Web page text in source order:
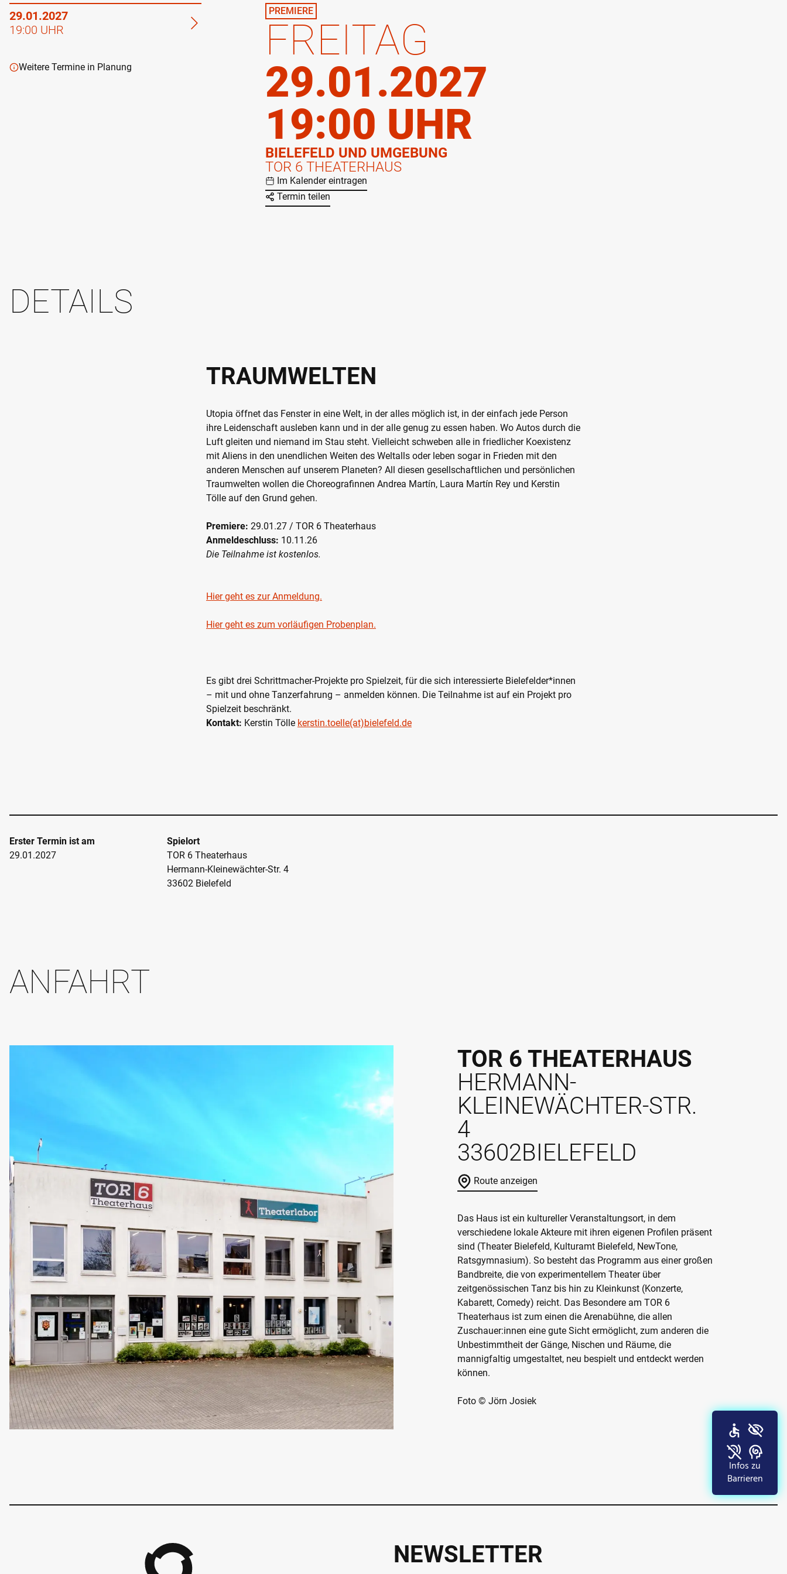
29.01.2027
19:00 UHR
Weitere Termine in Planung
PREMIERE
FREITAG
29.01.2027
19:00 UHR
BIELEFELD UND UMGEBUNG
TOR 6 THEATERHAUS
Im Kalender eintragen
Termin teilen
DETAILS
TRAUMWELTEN
Utopia öffnet das Fenster in eine Welt, in der alles möglich ist, in der einfach jede Person
ihre Leidenschaft ausleben kann und in der alle genug zu essen haben. Wo Autos durch die
Luft gleiten und niemand im Stau steht. Vielleicht schweben alle in friedlicher Koexistenz
mit Aliens in den unendlichen Weiten des Weltalls oder leben sogar in Frieden mit den
anderen Menschen auf unserem Planeten? All diesen gesellschaftlichen und persönlichen
Traumwelten wollen die Choreografinnen Andrea Martín, Laura Martín Rey und Kerstin
Tölle auf den Grund gehen.
Premiere: 29.01.27 / TOR 6 Theaterhaus
Anmeldeschluss: 10.11.26
Die Teilnahme ist kostenlos.
Hier geht es zur Anmeldung.
Hier geht es zum vorläufigen Probenplan.
Es gibt drei Schrittmacher-Projekte pro Spielzeit, für die sich interessierte Bielefelder*innen
– mit und ohne Tanzerfahrung – anmelden können. Die Teilnahme ist auf ein Projekt pro
Spielzeit beschränkt.
Kontakt: Kerstin Tölle kerstin.toelle(at)bielefeld.de
Erster Termin ist am
29.01.2027
Spielort
TOR 6 Theaterhaus
Hermann-Kleinewächter-Str. 4
33602 Bielefeld
ANFAHRT
TOR 6 THEATERHAUS
HERMANN-
KLEINEWÄCHTER-STR.
4
33602BIELEFELD
Route anzeigen
Das Haus ist ein kultureller Veranstaltungsort, in dem
verschiedene lokale Akteure mit ihren eigenen Profilen präsent
sind (Theater Bielefeld, Kulturamt Bielefeld, NewTone,
Ratsgymnasium). So besteht das Programm aus einer großen
Bandbreite, die von experimentellem Theater über
zeitgenössischen Tanz bis hin zu Kleinkunst (Konzerte,
Kabarett, Comedy) reicht. Das Besondere am TOR 6
Theaterhaus ist zum einen die Arenabühne, die allen
Zuschauer:innen eine gute Sicht ermöglicht, zum anderen die
Unbestimmtheit der Gänge, Nischen und Räume, die
mannigfaltig umgestaltet, neu bespielt und entdeckt werden
können.
Foto © Jörn Josiek
NEWSLETTER
Infos zu
Barrieren